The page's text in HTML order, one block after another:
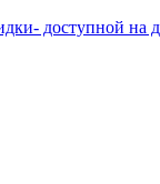
доступной на